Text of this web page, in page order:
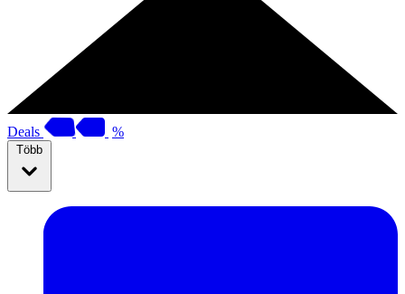
Deals %
Több